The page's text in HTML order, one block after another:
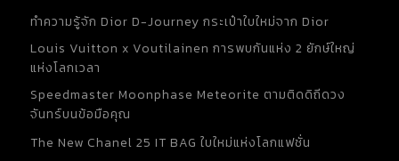
ทำความรู้จัก Dior D-Journey กระเป๋าใบใหม่จาก Dior
Louis Vuitton x Voutilainen การพบกันแห่ง 2 ยักษ์ใหญ่
แห่งโลกเวลา
Speedmaster Moonphase Meteorite ตามติดดิถีดวง
จันทร์บนข้อมือคุณ
The New Chanel 25 IT BAG ใบใหม่แห่งโลกแฟชั่น